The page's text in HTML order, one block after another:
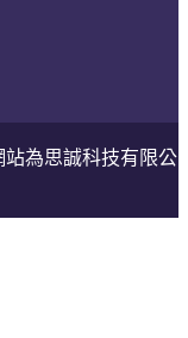
站為思誠科技有限公